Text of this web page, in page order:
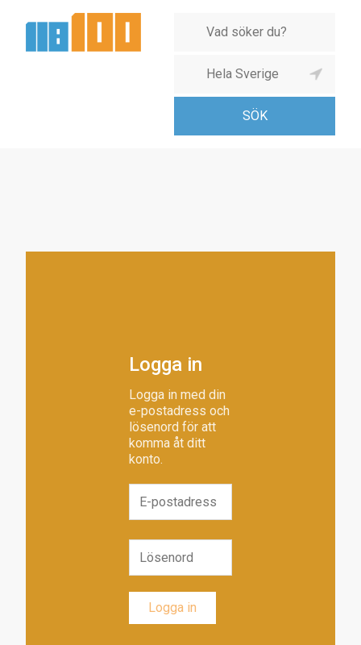
Logga in
Logga in med din
e-postadress och
lösenord för att
komma åt ditt
konto.